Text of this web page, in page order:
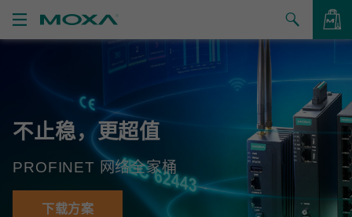
持
何购买
于我们
不止稳，更超值
PROFINET 网络全家桶
下载方案
查看询价